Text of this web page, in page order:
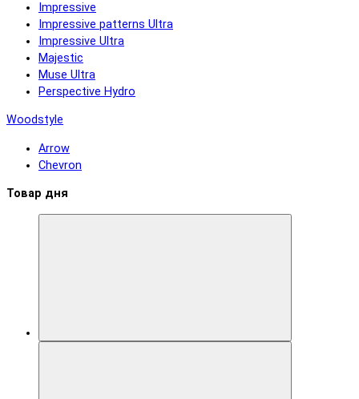
Impressive
Impressive patterns Ultra
Impressive Ultra
Majestic
Muse Ultra
Perspective Hydro
Woodstyle
Arrow
Chevron
Товар дня